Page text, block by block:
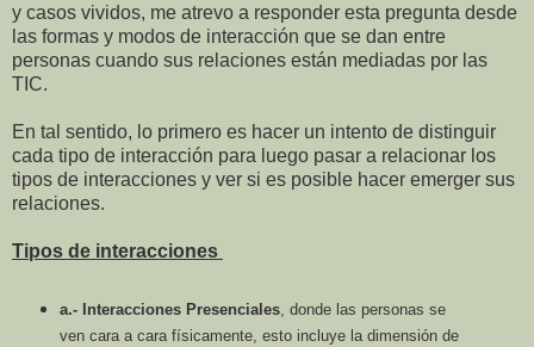
y casos vividos, me atrevo a responder esta pregunta desde
las formas y modos de interacción que se dan entre
personas cuando sus relaciones están mediadas por las
TIC.
En tal sentido, lo primero es hacer un intento de distinguir
cada tipo de interacción para luego pasar a relacionar los
tipos de interacciones y ver si es posible hacer emerger sus
relaciones.
Tipos de interacciones
a.- Interacciones Presenciales, donde las personas se
ven cara a cara físicamente, esto incluye la dimensión de